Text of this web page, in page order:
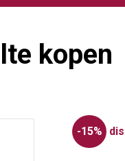
kopen
-15%